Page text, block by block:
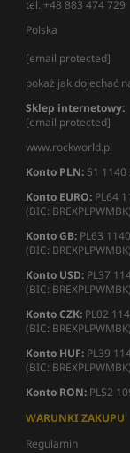
tel. +48 883 474 729
Polska
[email protected]
pokaż jak dojechać
Sklep internetowy:
[email protected]
www.rockworld.pl
Konto PLN: 51 1140
Konto EURO: PL64
(BIC: BREXPLPWMBK)
Konto GB: PL63
(BIC: BREXPLPWMBK)
Konto USD: PL37
(BIC: BREXPLPWMBK)
Konto CZK: PL02
(BIC: BREXPLPWMBK)
Konto HUF: PL39
(BIC: BREXPLPWMBK)
Konto RON: PL52
WARUNKI ZAKUPU
Regulamin